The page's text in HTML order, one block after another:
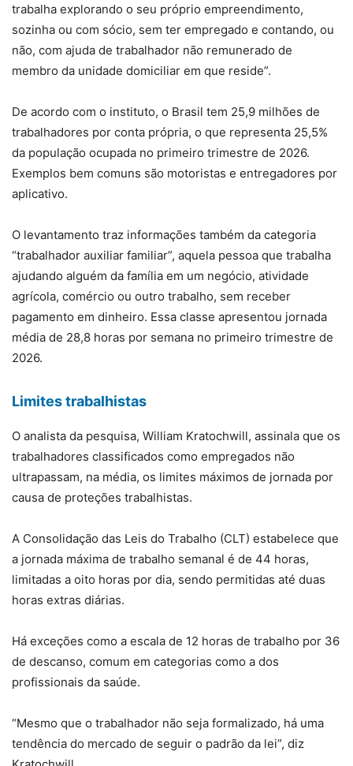
trabalha explorando o seu próprio empreendimento,
sozinha ou com sócio, sem ter empregado e contando, ou
não, com ajuda de trabalhador não remunerado de
membro da unidade domiciliar em que reside”.
De acordo com o instituto, o Brasil tem 25,9 milhões de
trabalhadores por conta própria, o que representa 25,5%
da população ocupada no primeiro trimestre de 2026.
Exemplos bem comuns são motoristas e entregadores por
aplicativo.
O levantamento traz informações também da categoria
“trabalhador auxiliar familiar”, aquela pessoa que trabalha
ajudando alguém da família em um negócio, atividade
agrícola, comércio ou outro trabalho, sem receber
pagamento em dinheiro. Essa classe apresentou jornada
média de 28,8 horas por semana no primeiro trimestre de
2026.
Limites trabalhistas
O analista da pesquisa, William Kratochwill, assinala que os
trabalhadores classificados como empregados não
ultrapassam, na média, os limites máximos de jornada por
causa de proteções trabalhistas.
A Consolidação das Leis do Trabalho (CLT) estabelece que
a jornada máxima de trabalho semanal é de 44 horas,
limitadas a oito horas por dia, sendo permitidas até duas
horas extras diárias.
Há exceções como a escala de 12 horas de trabalho por 36
de descanso, comum em categorias como a dos
profissionais da saúde.
“Mesmo que o trabalhador não seja formalizado, há uma
tendência do mercado de seguir o padrão da lei”, diz